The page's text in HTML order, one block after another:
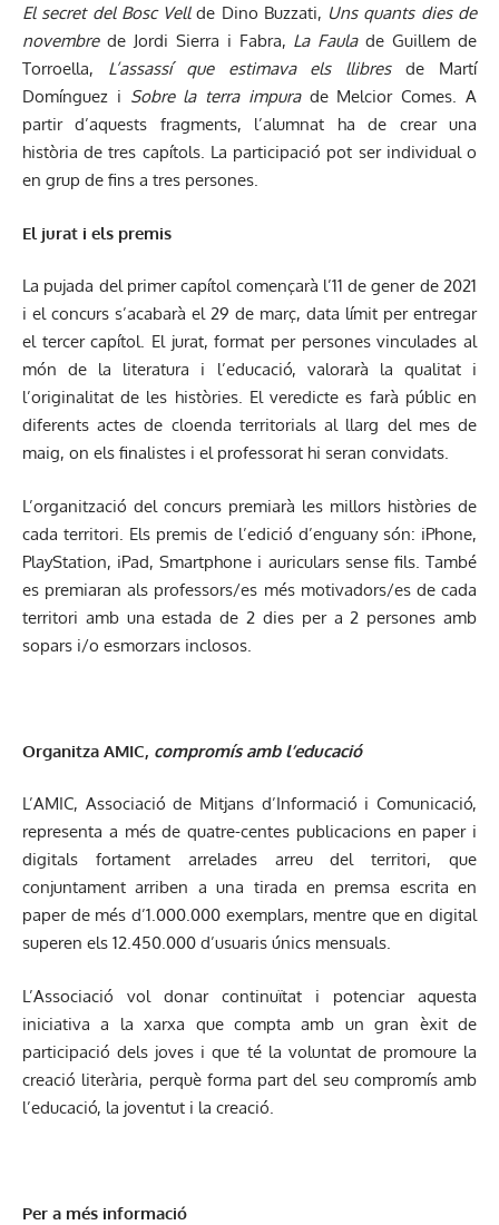
El secret del Bosc Vellde Dino Buzzati, Uns quants dies de
novembre de Jordi Sierra i Fabra, La Faulade Guillem de
Torroella, L’assassí que estimava els llibresde Martí
Domínguez i Sobre la terra impura de Melcior Comes. A
partir d’aquests fragments, l’alumnat ha de crear una
història de tres capítols. La participació pot ser individual o
en grup de fins a tres persones.
El jurat i els premis
La pujada del primer capítol començarà l’11 de gener de 2021
i el concurs s’acabarà el 29 de març, data límit per entregar
el tercer capítol. El jurat, format per persones vinculades al
món de la literatura i l’educació, valorarà la qualitat i
l’originalitat de les històries. El veredicte es farà públic en
diferents actes de cloenda territorials al llarg del mes de
maig, on els finalistes i el professorat hi seran convidats.
L’organització del concurs premiarà les millors històries de
cada territori. Els premis de l’edició d’enguany són: iPhone,
PlayStation, iPad, Smartphone i auriculars sense fils. També
es premiaran als professors/es més motivadors/es de cada
territori amb una estada de 2 dies per a 2 persones amb
sopars i/o esmorzars inclosos.
Organitza AMIC, compromís amb l’educació
L’AMIC, Associació de Mitjans d’Informació i Comunicació,
representa a més de quatre-centes publicacions en paper i
digitals fortament arrelades arreu del territori, que
conjuntament arriben a una tirada en premsa escrita en
paper de més d’1.000.000 exemplars, mentre que en digital
superen els 12.450.000 d’usuaris únics mensuals.
L’Associació vol donar continuïtat i potenciar aquesta
iniciativa a la xarxa que compta amb un gran èxit de
participació dels joves i que té la voluntat de promoure la
creació literària, perquè forma part del seu compromís amb
l’educació, la joventut i la creació.
Per a més informació